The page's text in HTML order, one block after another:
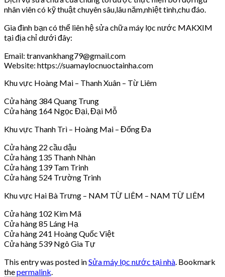
nhân viên có kỹ thuật chuyên sâu,lâu năm,nhiệt tình,chu đáo.
Gia đình bạn có thể liên hệ sửa chữa máy lọc nước MAKXIM
tại địa chỉ dưới đây:
Email: tranvankhang79@gmail.com
Website: https://suamaylocnuoctainha.com
Khu vực Hoàng Mai – Thanh Xuân – Từ Liêm
Cửa hàng 384 Quang Trung
Cửa hàng 164 Ngọc Đại, Đại Mỗ
Khu vực Thanh Trì – Hoàng Mai – Đống Đa
Cửa hàng 22 cầu dậu
Cửa hàng 135 Thanh Nhàn
Cửa hàng 139 Tam Trinh
Cửa hàng 524 Trường Trinh
Khu vực Hai Bà Trưng – NAM TỪ LIÊM – NAM TỪ LIÊM
Cửa hàng 102 Kim Mã
Cửa hàng 85 Láng Hạ
Cửa hàng 241 Hoàng Quốc Việt
Cửa hàng 539 Ngô Gia Tự
This entry was posted inSửa máy lọc nước tại nhà . Bookmark
thepermalink